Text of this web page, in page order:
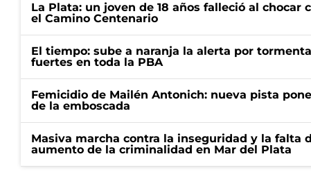
La Plata: un joven de 18 años falleció al chocar
el Camino Centenario
El tiempo: sube a naranja la alerta por
fuertes en toda la PBA
Femicidio de Mailén Antonich: nueva pista
de la emboscada
Masiva marcha contra la inseguridad y la falta
aumento de la criminalidad en Mar del Plata